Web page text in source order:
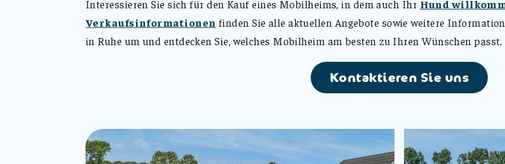
Interessieren Sie sich für den Kauf eines Mobilheims, in dem auch Ihr Hund
Verkaufsinformationen finden Sie alle aktuellen Angebote sowie weitere
in Ruhe um und entdecken Sie, welches Mobilheim am besten zu Ihren Wünschen passt.
Kontaktieren Sie uns